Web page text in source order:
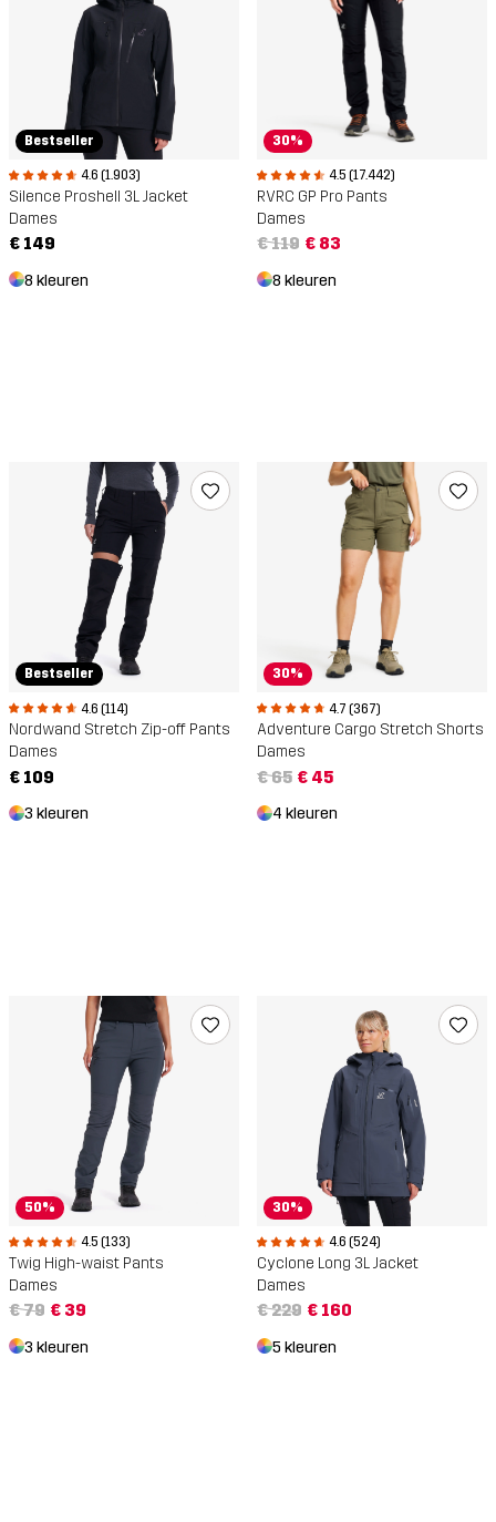
Bestseller
4.6 (1.903)
Silence Proshell 3L Jacket
Dames
€ 149
8 kleuren
30%
4.5 (17.442)
RVRC GP Pro Pants
Dames
€ 119 € 83
8 kleuren
Bestseller
4.6 (114)
Nordwand Stretch Zip-off Pants
Dames
€ 109
3 kleuren
30%
4.7 (367)
Adventure Cargo Stretch Shorts
Dames
€ 65 € 45
4 kleuren
50%
4.5 (133)
Twig High-waist Pants
Dames
€ 79 € 39
3 kleuren
30%
4.6 (524)
Cyclone Long 3L Jacket
Dames
€ 229 € 160
5 kleuren